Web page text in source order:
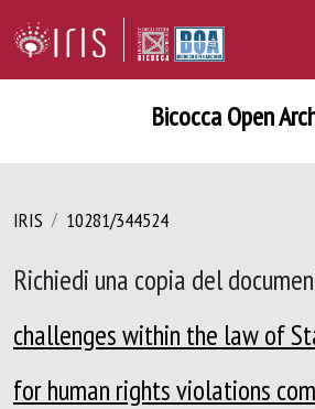
Bicocca Open
IRIS 10281/344524
Richiedi una copia del
challenges within the law of
for human rights violations